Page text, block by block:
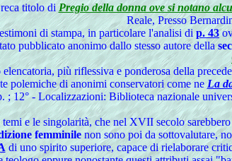
titolo diPregio della donna ove si notano
Reale, Presso
di stampa, in particolare l'analisi dip. 43
pubblicato anonimo dallo stesso autore della
più riflessiva e ponderosa della
polemiche di anonimi conservatori come neLa
12° - Localizzazioni: Biblioteca nazionale
e le singolarità, che nel XVII secolo
femminilenon sono poi da sottovalutare,
di uno spirito superiore, capace di rielaborare